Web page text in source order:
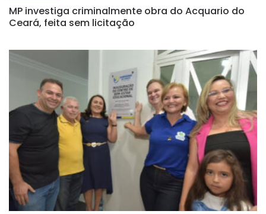
MP investiga criminalmente obra do Acquario do
Ceará, feita sem licitação